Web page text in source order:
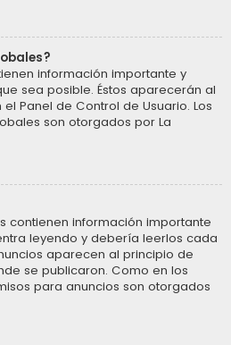
información importante y
sea posible. Éstos aparecerán al
Panel de Control de Usuario. Los
son otorgados por La
contienen información importante
leyendo y debería leerlos cada
aparecen al principio de
se publicaron. Como en los
para anuncios son otorgados